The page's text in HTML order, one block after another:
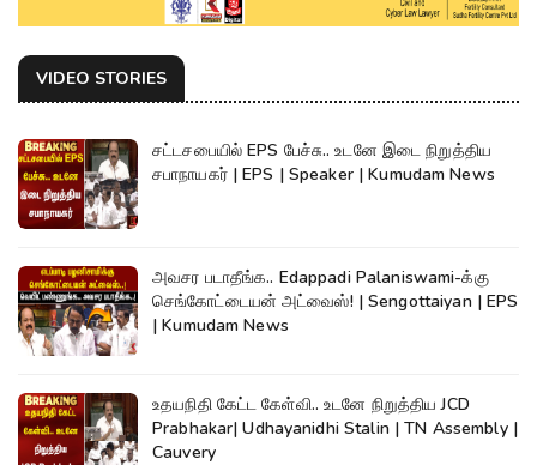
VIDEO STORIES
சட்டசபையில் EPS பேச்சு.. உடனே இடை நிறுத்திய
சபாநாயகர் | EPS | Speaker | Kumudam News
அவசர படாதீங்க.. Edappadi Palaniswami-க்கு
செங்கோட்டையன் அட்வைஸ்! | Sengottaiyan | EPS
| Kumudam News
உதயநிதி கேட்ட கேள்வி.. உடனே நிறுத்திய JCD
Prabhakar| Udhayanidhi Stalin | TN Assembly |
Cauvery